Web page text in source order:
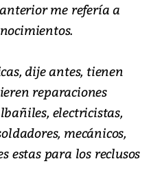
me refería a
dije antes, tienen
reparaciones
electricistas,
mecánicos,
estas para los reclusos